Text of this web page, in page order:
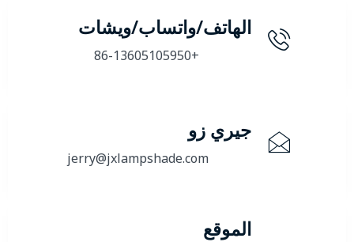
الهاتف/واتساب/ويشات
+86-13605105950
جيري زو
jerry@jxlampshade.com
الموقع